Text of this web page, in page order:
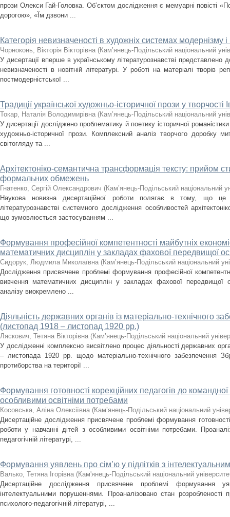
прози Олекси Гай-Головка. Об’єктом дослідження є мемуарні повісті
дорогою», «Їм дзвони ...
Категорія невизначеності в художніх системах модернізму
Чорноконь, Вікторія Вікторівна (Кам’янець-Подільський національний
У дисертації вперше в українському літературознавстві представлено
невизначеності в новітній літературі. У роботі на матеріалі творів
постмодерністської ...
Традиції української художньо-історичної прози у творчості
Токар, Наталія Володимирівна (Кам’янець-Подільський національний
У дисертації досліджено проблематику й поетику історичної
художньо-історичної прози. Комплексний аналіз творчого доробку
світогляду та ...
Архітектоніко-семантична трансформація тексту: прийом
формальних обмежень
Гнатенко, Сергій Олександрович (Кам’янець-Подільський національний
Наукова новизна дисертаційної роботи полягає в тому, що
літературознавстві системного дослідження особливостей
що зумовлюється застосуванням ...
Формування професійної компетентності майбутніх
математичних дисциплін у закладах фахової передвищої
Сидорук, Людмила Миколаївна (Кам’янець-Подільський національний
Дослідження присвячене проблемі формування професійної
вивчення математичних дисциплін у закладах фахової передвищої
аналізу виокремлено ...
Діяльність державних органів із матеріально-технічного
(листопад 1918 – листопад 1920 рр.)
Ляскович, Тетяна Вікторівна (Кам’янець-Подільський національний
У дослідженні комплексно висвітлено процес діяльності державних
– листопада 1920 рр. щодо матеріально-технічного забезпечення
протиборства на території ...
Формування готовності корекційних педагогів до
особливими освітніми потребами
Косовська, Аліна Олексіївна (Кам’янець-Подільський національний
Дисертаційне дослідження присвячене проблемі формування
роботи у навчанні дітей з особливими освітніми потребами.
педагогічній літературі, ...
Формування уявлень про сім’ю у підлітків з
Валько, Тетяна Ігорівна (Кам'янець-Подільський національний
Дисертаційне дослідження присвячене проблемі формування
інтелектуальними порушеннями. Проаналізовано стан розробленості
психолого-педагогічній літературі, ...